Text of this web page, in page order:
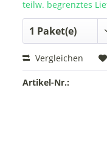
teilw. begrenztes
Vergleichen
Artikel-Nr.: